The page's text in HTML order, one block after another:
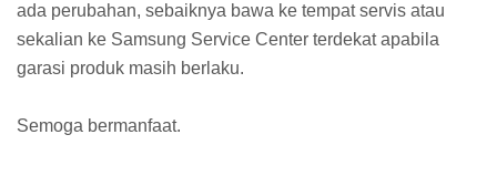
ada perubahan, sebaiknya bawa ke tempat servis atau
sekalian ke Samsung Service Center terdekat apabila
garasi produk masih berlaku.
Semoga bermanfaat.